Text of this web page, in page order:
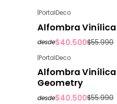
|PortalDeco
Alfombra Vinílica
desde$40.500$55.990
|PortalDeco
Alfombra
Geometry
desde$40.500$55.990